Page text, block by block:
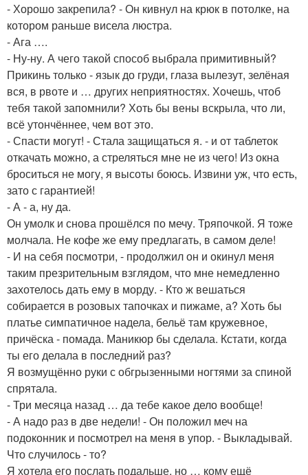
- Хорошо закрепила? - Он кивнул на крюк в потолке, на
котором раньше висела люстра.
- Ага ….
- Ну-ну. А чего такой способ выбрала примитивный?
Прикинь только - язык до груди, глаза вылезут, зелёная
вся, в рвоте и … других неприятностях. Хочешь, чтоб
тебя такой запомнили? Хоть бы вены вскрыла, что ли,
всё утончённее, чем вот это.
- Спасти могут! - Стала защищаться я. - и от таблеток
откачать можно, а стреляться мне не из чего! Из окна
броситься не могу, я высоты боюсь. Извини уж, что есть,
зато с гарантией!
- А - а, ну да.
Он умолк и снова прошёлся по мечу. Тряпочкой. Я тоже
молчала. Не кофе же ему предлагать, в самом деле!
- И на себя посмотри, - продолжил он и окинул меня
таким презрительным взглядом, что мне немедленно
захотелось дать ему в морду. - Кто ж вешаться
собирается в розовых тапочках и пижаме, а? Хоть бы
платье симпатичное надела, бельё там кружевное,
причёска - помада. Маникюр бы сделала. Кстати, когда
ты его делала в последний раз?
Я возмущённо руки с обгрызенными ногтями за спиной
спрятала.
- Три месяца назад … да тебе какое дело вообще!
- А надо раз в две недели! - Он положил меч на
подоконник и посмотрел на меня в упор. - Выкладывай.
Что случилось - то?
Я хотела его послать подальше, но … кому ещё